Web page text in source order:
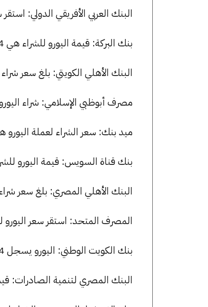
البنك العربي الأفريقي الدولي: استقر سعر اليورو للشراء
بنك البركة: قيمة اليورو للشراء هي 54.04 جنيها، وللبيع 54.22 جنيها.
البنك الأهلي الكويتي: بلغ سعر شراء اليورو 53.99 جنيها، وسعر
مصرف أبوظبي الإسلامي: شراء اليورو بسعر 54.09 جنيها وبيعه بسعر
ميد بنك: سعر الشراء لعملة اليورو هو 53.86 جنيها، وسعر البيع هو 54.26
بنك قناة السويس: قيمة اليورو للشراء هي 54.04 جنيها،
البنك الأهلي المصري: بلغ سعر شراء اليورو 54.00 جنيها، وسعر
المصرف المتحد: استقر سعر اليورو للشراء عند 53.71 جنيها،
بنك الكويت الوطني: اليورو يسجل 54.04 جنيها للشراء و 54.22 جنيها للبيع.
البنك المصري لتنمية الصادرات: قيمة اليورو للشراء هي